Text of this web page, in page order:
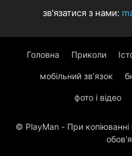
зв'язатися з нами:
Головна Приколи
мобільний зв’язок
фото і відео
© PlayMan - При копіюванні